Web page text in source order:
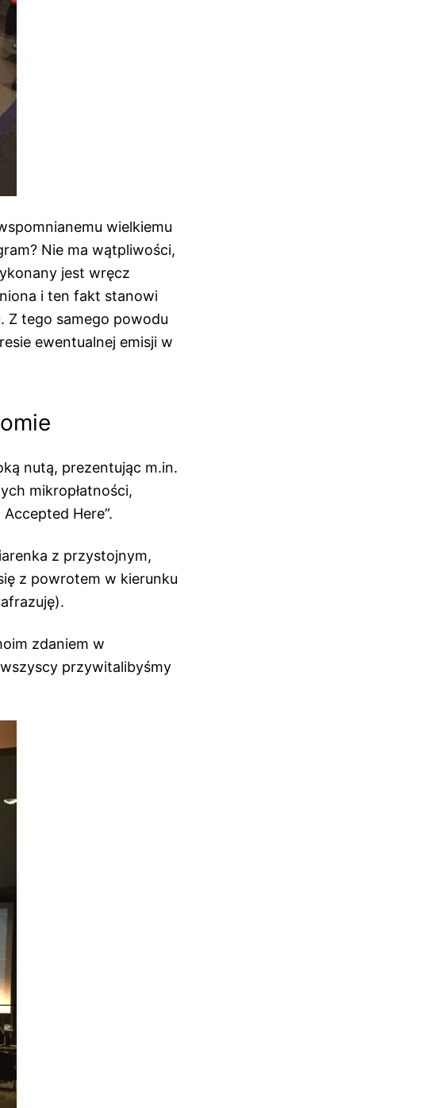
wielkiemu
Nie ma wątpliwości,
jest wręcz
i ten fakt stanowi
Z tego samego powodu
ewentualnej emisji w
nutą, prezentując m.in.
mikropłatności,
Here”.
z przystojnym,
z powrotem w kierunku
zdaniem w
przywitalibyśmy